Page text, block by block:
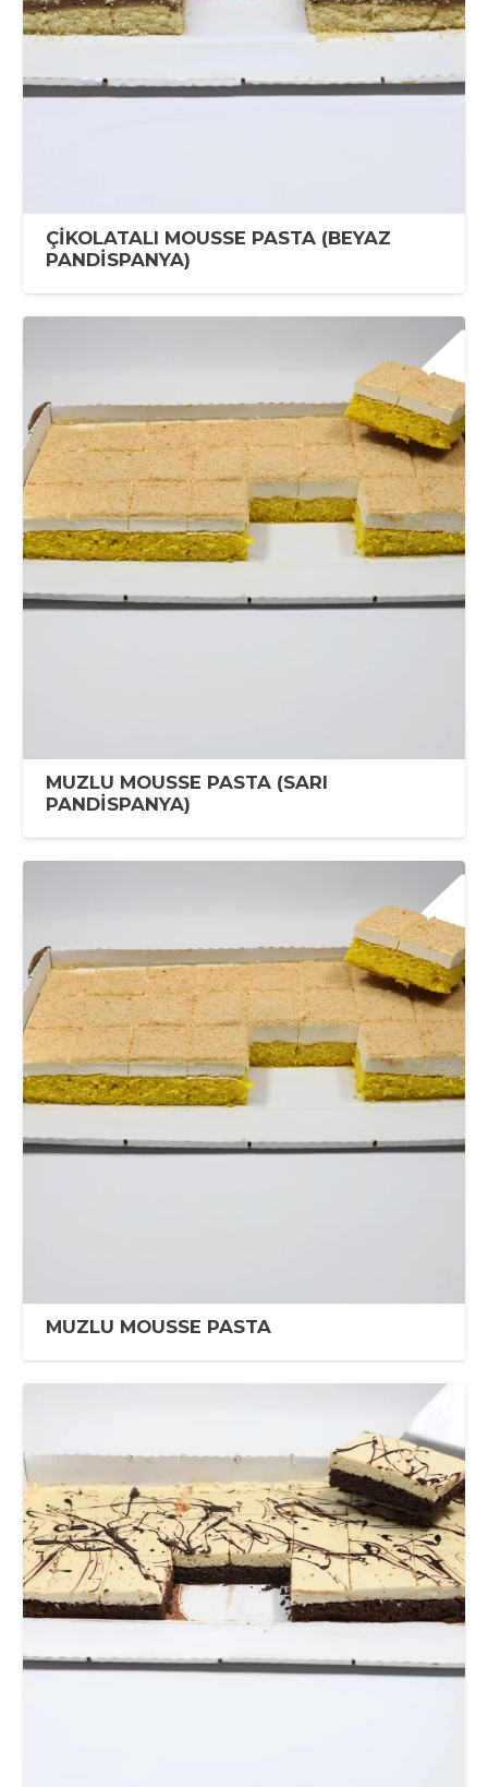
ÇİKOLATALI MOUSSE PASTA (BEYAZ
PANDİSPANYA)
MUZLU MOUSSE PASTA (SARI
PANDİSPANYA)
MUZLU MOUSSE PASTA